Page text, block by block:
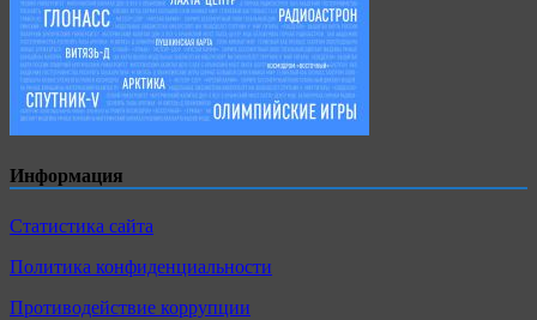
Информация
Статистика сайта
Политика конфиденциальности
Противодействие коррупции